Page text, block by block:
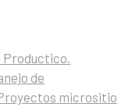
Productico.
de
micrositio